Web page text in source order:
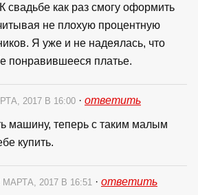
свадьбе как раз смогу оформить
не плохую процентную
Я уже и не надеялась, что
понравившееся платье.
2017 В 16:00 · ответить
машину, теперь с таким малым
купить.
МАРТА, 2017 В 16:51 · ответить